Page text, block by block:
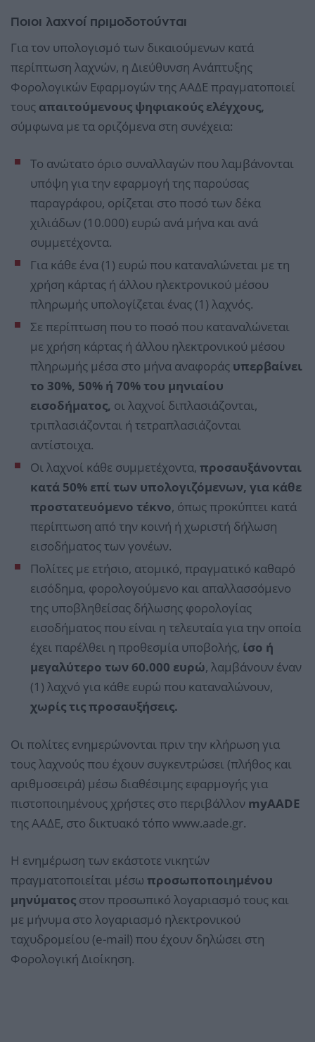
Ποιοι λαχνοί πριμοδοτούνται
Για τον υπολογισμό των δικαιούμενων κατά
περίπτωση λαχνών, η Διεύθυνση Ανάπτυξης
Φορολογικών Εφαρμογών της ΑΑΔΕ πραγματοποιεί
τους απαιτούμενους ψηφιακούς ελέγχους,
σύμφωνα με τα οριζόμενα στη συνέχεια:
Το ανώτατο όριο συναλλαγών που λαμβάνονται
υπόψη για την εφαρμογή της παρούσας
παραγράφου, ορίζεται στο ποσό των δέκα
χιλιάδων (10.000) ευρώ ανά μήνα και ανά
συμμετέχοντα.
Για κάθε ένα (1) ευρώ που καταναλώνεται με τη
χρήση κάρτας ή άλλου ηλεκτρονικού μέσου
πληρωμής υπολογίζεται ένας (1) λαχνός.
Σε περίπτωση που το ποσό που καταναλώνεται
με χρήση κάρτας ή άλλου ηλεκτρονικού μέσου
πληρωμής μέσα στο μήνα αναφοράς υπερβαίνει
το 30%, 50% ή 70% του μηνιαίου
εισοδήματος, οι λαχνοί διπλασιάζονται,
τριπλασιάζονται ή τετραπλασιάζονται
αντίστοιχα.
Οι λαχνοί κάθε συμμετέχοντα, προσαυξάνονται
κατά 50% επί των υπολογιζόμενων, για κάθε
προστατευόμενο τέκνο, όπως προκύπτει κατά
περίπτωση από την κοινή ή χωριστή δήλωση
εισοδήματος των γονέων.
Πολίτες με ετήσιο, ατομικό, πραγματικό καθαρό
εισόδημα, φορολογούμενο και απαλλασσόμενο
της υποβληθείσας δήλωσης φορολογίας
εισοδήματος που είναι η τελευταία για την οποία
έχει παρέλθει η προθεσμία υποβολής, ίσο ή
μεγαλύτερο των 60.000 ευρώ, λαμβάνουν έναν
(1) λαχνό για κάθε ευρώ που καταναλώνουν,
χωρίς τις προσαυξήσεις.
Οι πολίτες ενημερώνονται πριν την κλήρωση για
τους λαχνούς που έχουν συγκεντρώσει (πλήθος και
αριθμοσειρά) μέσω διαθέσιμης εφαρμογής για
πιστοποιημένους χρήστες στο περιβάλλον myAADE
της ΑΑΔΕ, στο δικτυακό τόπο www.aade.gr.
Η ενημέρωση των εκάστοτε νικητών
πραγματοποιείται μέσω προσωποποιημένου
μηνύματος στον προσωπικό λογαριασμό τους και
με μήνυμα στο λογαριασμό ηλεκτρονικού
ταχυδρομείου (e-mail) που έχουν δηλώσει στη
Φορολογική Διοίκηση.